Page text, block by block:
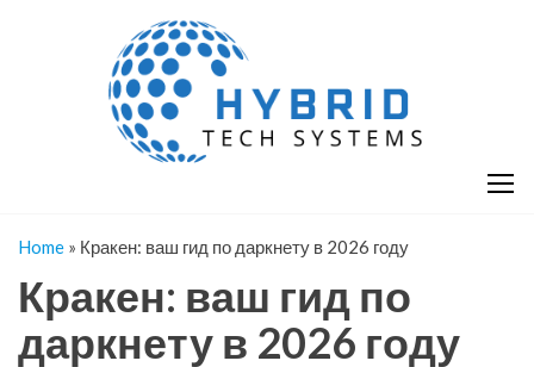
Home » Кракен: ваш гид по даркнету в 2026 году
Кракен: ваш гид по
даркнету в 2026 году